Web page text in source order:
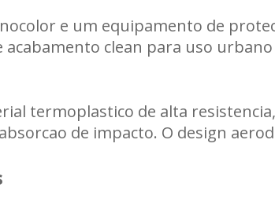
Carregando informações de
e um equipamento de
clean para uso
termoplastico de alta
de impacto. O design